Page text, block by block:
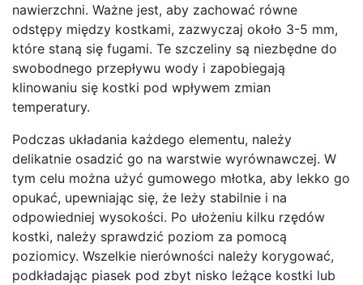
nawierzchni. Ważne jest, aby zachować równe
odstępy między kostkami, zazwyczaj około 3-5 mm,
które staną się fugami. Te szczeliny są niezbędne do
swobodnego przepływu wody i zapobiegają
klinowaniu się kostki pod wpływem zmian
temperatury.
Podczas układania każdego elementu, należy
delikatnie osadzić go na warstwie wyrównawczej. W
tym celu można użyć gumowego młotka, aby lekko go
opukać, upewniając się, że leży stabilnie i na
odpowiedniej wysokości. Po ułożeniu kilku rzędów
kostki, należy sprawdzić poziom za pomocą
poziomicy. Wszelkie nierówności należy korygować,
podkładając piasek pod zbyt nisko leżące kostki lub